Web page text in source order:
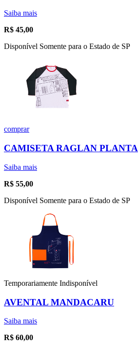
Saiba mais
R$ 45,00
Disponível Somente para o Estado de SP
comprar
CAMISETA RAGLAN PLANTA
Saiba mais
R$ 55,00
Disponível Somente para o Estado de SP
Temporariamente Indisponível
AVENTAL MANDACARU
Saiba mais
R$ 60,00